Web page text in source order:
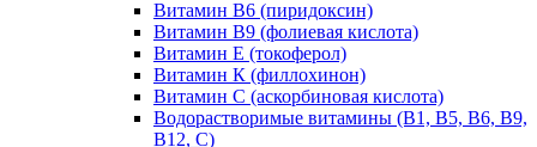
Витамин В6 (пиридоксин)
Витамин В9 (фолиевая кислота)
Витамин Е (токоферол)
Витамин К (филлохинон)
Витамин С (аскорбиновая кислота)
Водорастворимые витамины (B1, B5, B6, В9,
В12, С)